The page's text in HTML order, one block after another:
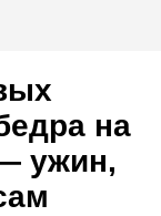
на
ужин,